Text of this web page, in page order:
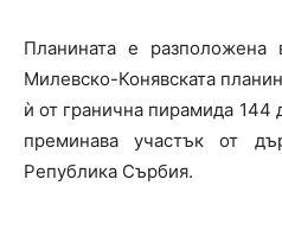
Планината е разположена
Милевско-Конявската
ѝ от гранична пирамида 144
преминава участък от
Република Сърбия.